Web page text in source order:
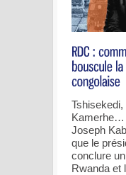
Kamerhe…
Joseph
que le
conclure
Rwanda et l